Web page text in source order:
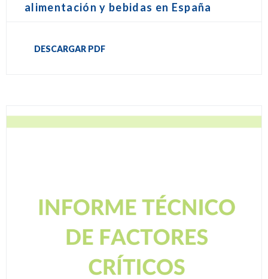
alimentación y bebidas en España
DESCARGAR PDF